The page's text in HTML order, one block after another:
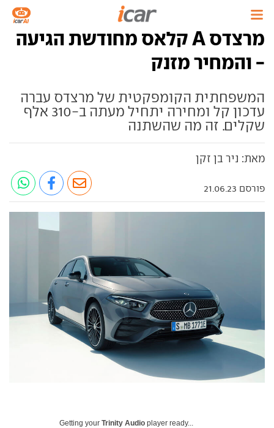
מרצדס A קלאס מחודשת הגיעה
- והמחיר מזנק
המשפחתית הקומפקטית של מרצדס עברה
עדכון קל ומחירה יתחיל מעתה ב-310 אלף
שקלים. זה מה שהשתנה
מאת: ניר בן זקן
פורסם 21.06.23
Getting your Trinity Audio player ready...